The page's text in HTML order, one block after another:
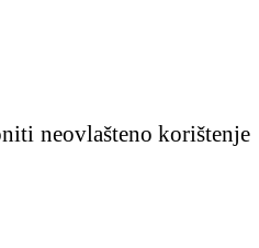
neovlašteno korištenje